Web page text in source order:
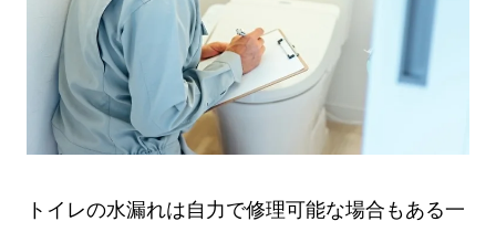
トイレの水漏れは自力で修理可能な場合もある一